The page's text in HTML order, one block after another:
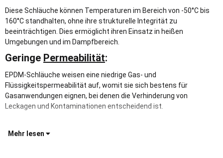
Diese Schläuche können Temperaturen im Bereich von -50°C bis
160°C standhalten, ohne ihre strukturelle Integrität zu
beeinträchtigen. Dies ermöglicht ihren Einsatz in heißen
Umgebungen und im Dampfbereich.
Geringe Permeabilität:
EPDM-Schläuche weisen eine niedrige Gas- und
Flüssigkeitspermeabilität auf, womit sie sich bestens für
Gasanwendungen eignen, bei denen die Verhinderung von
Leckagen und Kontaminationen entscheidend ist.
Mehr lesen